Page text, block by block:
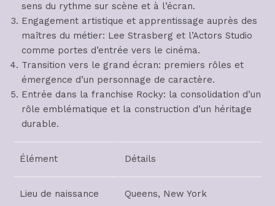
sens du rythme sur scène et à l’écran.
Engagement artistique et apprentissage auprès des
maîtres du métier: Lee Strasberg et l’Actors Studio
comme portes d’entrée vers le cinéma.
Transition vers le grand écran: premiers rôles et
émergence d’un personnage de caractère.
Entrée dans la franchise Rocky: la consolidation d’un
rôle emblématique et la construction d’un héritage
durable.
Élément Détails
Lieu de naissance Queens, New York